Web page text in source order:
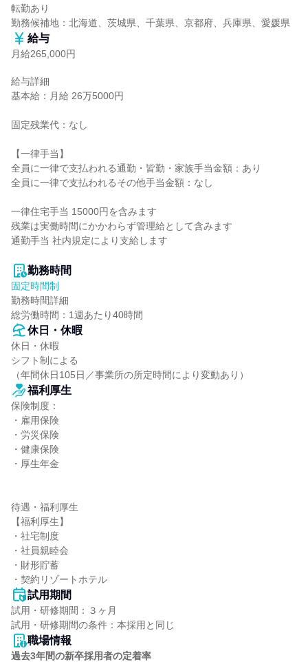
転勤あり
勤務候補地：北海道、茨城県、千葉県、京都府、兵庫県、愛媛県
給与
月給265,000円
給与詳細
基本給：月給 26万5000円
固定残業代：なし
【一律手当】
全員に一律で支払われる通勤・皆勤・家族手当金額：あり
全員に一律で支払われるその他手当金額：なし
一律住宅手当 15000円を含みます
残業は実働時間にかかわらず管理給として含みます
通勤手当 社内規定により支給します
勤務時間
固定時間制
勤務時間詳細
総労働時間：1週あたり40時間
休日・休暇
休日・休暇
シフト制による
（年間休日105日／事業所の所定時間により変動あり）
福利厚生
保険制度：
・雇用保険
・労災保険
・健康保険
・厚生年金
待遇・福利厚生
【福利厚生】
・社宅制度
・社員親睦会
・財形貯蓄
・契約リゾートホテル
試用期間
試用・研修期間：３ヶ月
職場情報
過去3年間の新卒採用者の定着率